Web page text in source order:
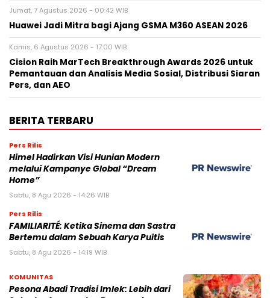
Jumat, 7 Agustus 2026 - 00:42 WIB
Huawei Jadi Mitra bagi Ajang GSMA M360 ASEAN 2026
Kamis, 6 Agustus 2026 - 17:00 WIB
Cision Raih MarTech Breakthrough Awards 2026 untuk
Pemantauan dan Analisis Media Sosial, Distribusi Siaran
Pers, dan AEO
BERITA TERBARU
Pers Rilis
Himel Hadirkan Visi Hunian Modern
melalui Kampanye Global “Dream
Home”
Sabtu, 8 Agu 2026 - 14:26 WIB
Pers Rilis
FAMILIARITÉ: Ketika Sinema dan Sastra
Bertemu dalam Sebuah Karya Puitis
Sabtu, 8 Agu 2026 - 14:19 WIB
KOMUNITAS
Pesona Abadi Tradisi Imlek: Lebih dari